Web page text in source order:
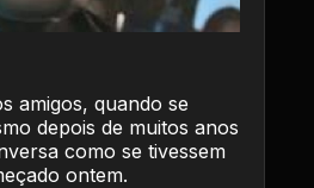
amigos, quando se
depois de muitos anos
como se tivessem
ontem.